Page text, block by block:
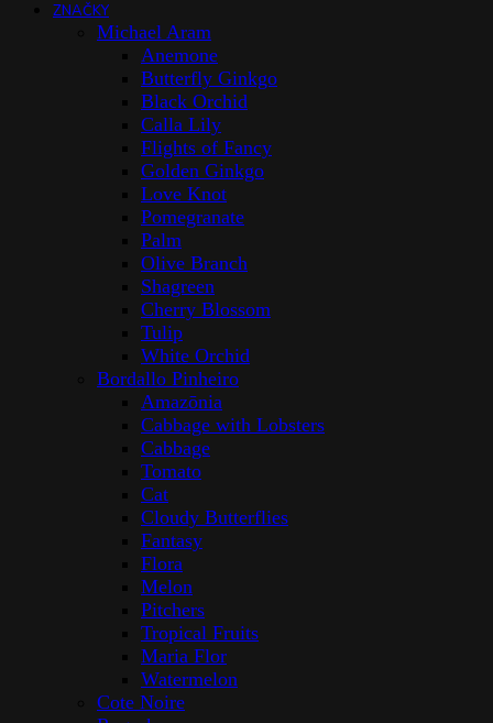
ZNAČKY
Michael Aram
Anemone
Butterfly Ginkgo
Black Orchid
Calla Lily
Flights of Fancy
Golden Ginkgo
Love Knot
Pomegranate
Palm
Olive Branch
Shagreen
Cherry Blossom
Tulip
White Orchid
Bordallo Pinheiro
Amazōnia
Cabbage with Lobsters
Cabbage
Tomato
Cat
Cloudy Butterflies
Fantasy
Flora
Melon
Pitchers
Tropical Fruits
Maria Flor
Watermelon
Cote Noire